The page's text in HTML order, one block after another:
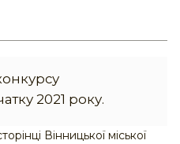
2021 року.
Вінницької міської